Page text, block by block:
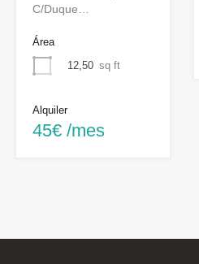
C/Duque…
Área
12,50 sq ft
Alquiler
45€ /mes